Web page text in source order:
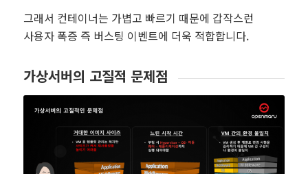
그래서 컨테이너는 가볍고 빠르기 때문에 갑작스런
사용자 폭증 즉 버스팅 이벤트에 더욱 적합합니다.
가상서버의 고질적 문제점